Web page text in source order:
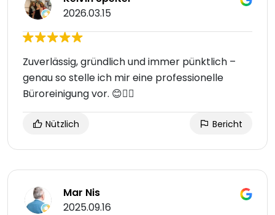
2026.03.15
Zuverlässig, gründlich und immer pünktlich –
genau so stelle ich mir eine professionelle
Büroreinigung vor. 😊👍🏻
Nützlich Bericht
Mar Nis
2025.09.16